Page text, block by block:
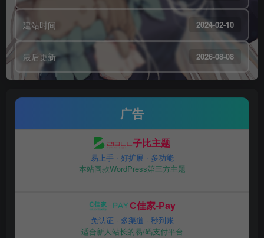
建站时间 2024-02-10
最后更新 2026-08-08
广告
子比主题
易上手 · 好扩展 · 多功能
本站同款WordPress第三方主题
C佳家-Pay
免认证 · 多渠道 · 秒到账
适合新人站长的易/码支付平台